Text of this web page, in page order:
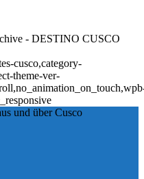
- DESTINO CUSCO
cusco,category-
theme-ver-
und über Cusco